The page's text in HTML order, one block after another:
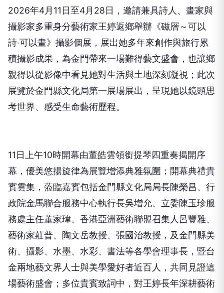
2026年4月11日至4月28日，邀請兼具詩人、畫家與
攝影家多重身分藝術家王婷返鄉舉辦《磁層～可以
詩‧可以畫》攝影個展，展出她多年來創作與旅行累
積攝影成果，為金門帶來一場難得藝文盛會，也讓鄉
親得以從影像中看見她對生活與土地深刻凝視；此次
展覽於金門縣文化局第一展場展出，呈現她以鏡頭思
考世界、感受生命藝術歷程。
11日上午10時開幕由董皓雲領銜提琴四重奏揭開序
幕，優美悠揚旋律為展覽增添典雅氛圍；開幕典禮貴
賓雲集，蒞臨嘉賓包括金門縣文化局局長陳榮昌、行
政院金馬聯合服務中心執行長吳增允、立委陳玉珍服
務處主任董家瑋、香港亞洲藝術聯盟召集人呂豐雅、
藝術家莊普、陶文岳教授、張國治教授，及金門縣美
術、攝影、水墨、水彩、書法等各學會理事長，暨台
金兩地藝文界人士與美學愛好者近百人，共同見證這
場藝術盛會；多位貴賓致詞中，對王婷長年深耕藝術